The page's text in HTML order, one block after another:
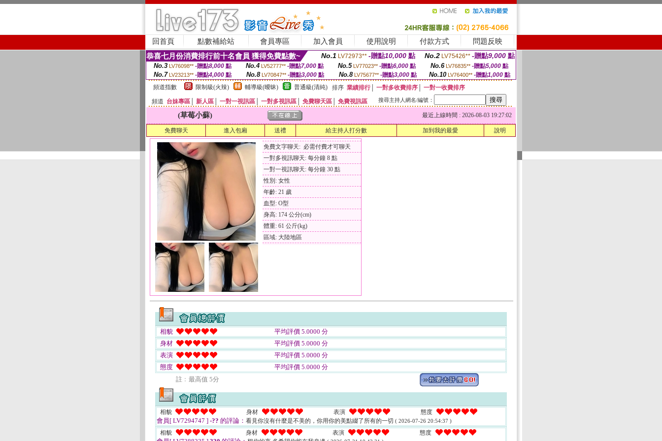
回首頁 點數補給站 會員專區 加入會員 使用說明 付款方式 問題反映
恭喜七月份消費排行前十名會員 獲得免費點數~ No.1 LV72973** -贈點10,000 點 No.2 LV75426** -贈點9,000 點
No.3 LV76098** -贈點8,000點 No.4 LV52777** -贈點7,000點 No.5 LV77023** -贈點6,000點 No.6 LV76835** -贈點5,000點
No.7 LV23213** -贈點4,000 點 No.8 LV70847** -贈點3,000 點 No.8 LV75677** -贈點3,000點 No.10 LV76400** -贈點1,000 點
頻道指數
限制級(火辣) 輔導級(曖昧) 普通級(清純) 排序 業績排行│ 一對多收費排序
一對一收費排序
頻道 台妹專區 新人區 一對一視訊區 一對多視訊區 免費聊天區 免費視訊區 搜尋主持人網名/編號：
(草莓小蘇) 最近上線時間 : 2026-08-03 19:27:02
免費聊天 進入包廂 送禮 給主持人打分數 加到我的最愛 說明
免費文字聊天: 必需付費才可聊天
一對多視訊聊天: 每分鐘 8 點
一對一視訊聊天: 每分鐘 30 點
性別: 女性
年齡: 21 歲
血型: O型
身高: 174 公分(cm)
體重: 61 公斤(kg)
區域: 大陸地區
相貌
平均評價 5.0000 分
身材
平均評價 5.0000 分
表演
平均評價 5.0000 分
態度
平均評價 5.0000 分
註﹕最高值 5分
相貌 身材 表演 態度
會員[ LV7294747 ] -?? 的評論： 看見你沒有什麼是不美的，你用你的美點綴了所有的一切 ( 2026-07-26 20:54:37 )
相貌 身材 表演 態度